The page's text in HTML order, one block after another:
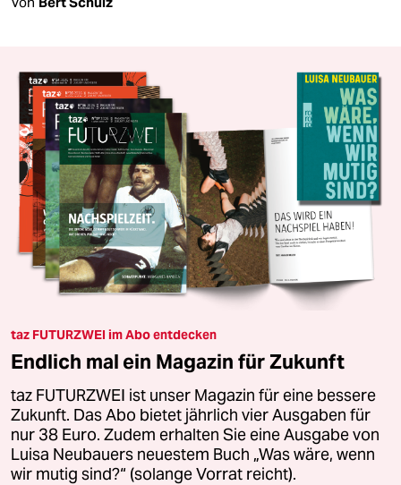
taz FUTURZWEI im Abo entdecken
Endlich mal ein Magazin für Zukunft
taz FUTURZWEI ist unser Magazin für eine bessere
Zukunft. Das Abo bietet jährlich vier Ausgaben für
nur 38 Euro. Zudem erhalten Sie eine Ausgabe von
Luisa Neubauers neuestem Buch „Was wäre, wenn
wir mutig sind?“ (solange Vorrat reicht).